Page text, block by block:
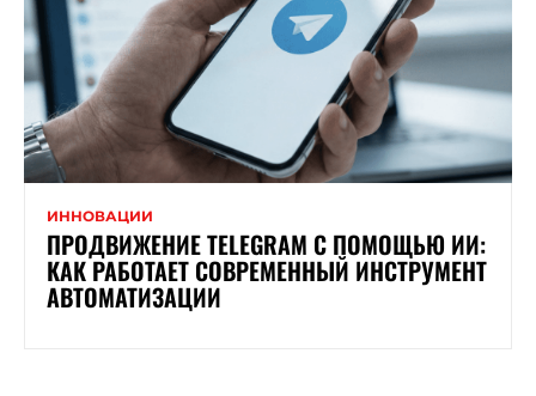
ИННОВАЦИИ
ПРОДВИЖЕНИЕ TELEGRAM С ПОМОЩЬЮ ИИ:
КАК РАБОТАЕТ СОВРЕМЕННЫЙ ИНСТРУМЕНТ
АВТОМАТИЗАЦИИ